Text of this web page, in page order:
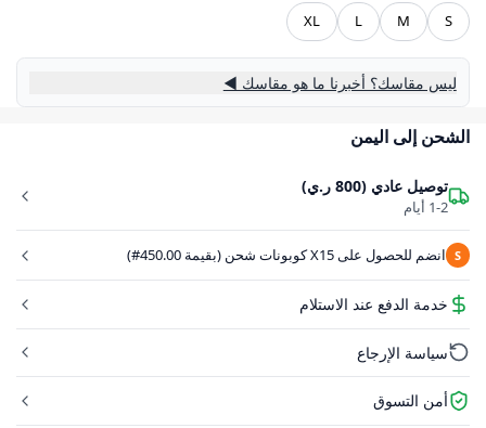
S
M
L
XL
ليس مقاسك؟ أخبرنا ما هو مقاسك ◀
الشحن إلى اليمن
توصيل عادي (800 ر.ي)
1-2 أيام
S انضم للحصول على X15 كوبونات شحن (بقيمة 450.00#)
خدمة الدفع عند الاستلام
سياسة الإرجاع
أمن التسوق